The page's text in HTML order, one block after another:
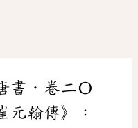
書．卷二〇
元翰傳》：